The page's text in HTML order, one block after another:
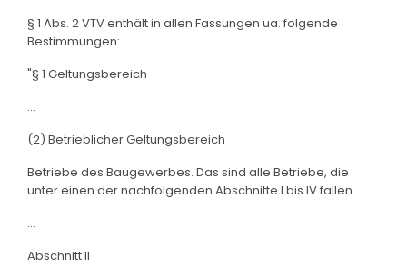
§ 1 Abs. 2 VTV enthält in allen Fassungen ua. folgende
Bestimmungen:
"§ 1 Geltungsbereich
...
(2) Betrieblicher Geltungsbereich
Betriebe des Baugewerbes. Das sind alle Betriebe, die
unter einen der nachfolgenden Abschnitte I bis IV fallen.
...
Abschnitt II